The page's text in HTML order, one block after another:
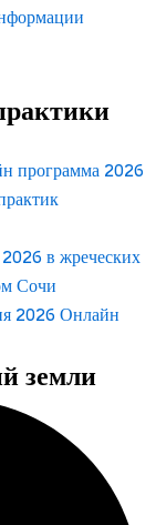
программа 2026
в жреческих
Сочи
2026 Онлайн
земли